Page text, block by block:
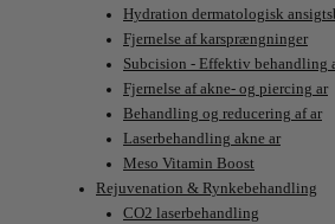
Hydration dermatologisk
Fjernelse af karsprængninger
Subcision - Effektiv behandling
Fjernelse af akne- og piercing ar
Behandling og reducering af ar
Laserbehandling akne ar
Meso Vitamin Boost
Rejuvenation & Rynkebehandling
CO2 laserbehandling